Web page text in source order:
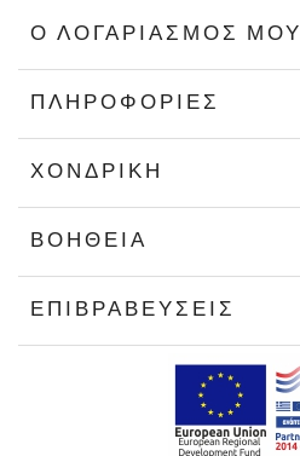
Ο ΛΟΓΑΡΙΑΣΜΌΣ ΜΟΥ
ΠΛΗΡΟΦΟΡΊΕΣ
ΧΟΝΔΡΙΚΉ
ΒΟΉΘΕΙΑ
ΕΠΙΒΡΑΒΕΎΣΕΙΣ